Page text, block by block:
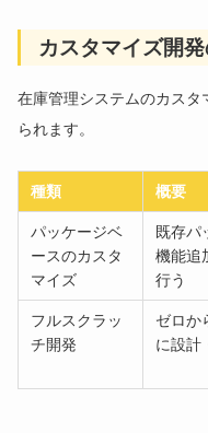
カスタマイズ開
在庫管理システムのカス
られます。
種類 概要
パッケージベ
ースのカスタ
マイズ
既存パ
機能追
行う
フルスクラッ
チ開発
ゼロか
に設計